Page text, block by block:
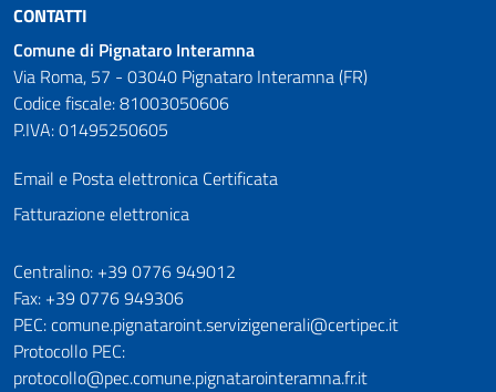
CONTATTI
Comune di Pignataro Interamna
Via Roma, 57 - 03040 Pignataro Interamna (FR)
Codice fiscale: 81003050606
P.IVA: 01495250605
Email e Posta elettronica Certificata
Fatturazione elettronica
Numeri utili
Centralino: +39 0776 949012
Fax: +39 0776 949306
PEC: comune.pignataroint.servizigenerali@certipec.it
Protocollo PEC:
protocollo@pec.comune.pignatarointeramna.fr.it